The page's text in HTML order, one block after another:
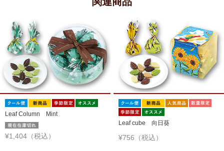
Leaf Column Mint
¥1,404（税込）
Leaf cube 向日葵
¥756（税込）